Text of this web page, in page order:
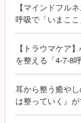
【マインドフル
呼吸で「いまこ
【トラウマケア
を整える「4-7-8
耳から整う癒や
は整っていく』